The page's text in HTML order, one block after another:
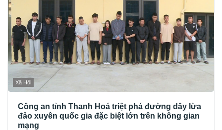
Xã Hội
Công an tỉnh Thanh Hoá triệt phá đường dây lừa
đảo xuyên quốc gia đặc biệt lớn trên không gian
mạng